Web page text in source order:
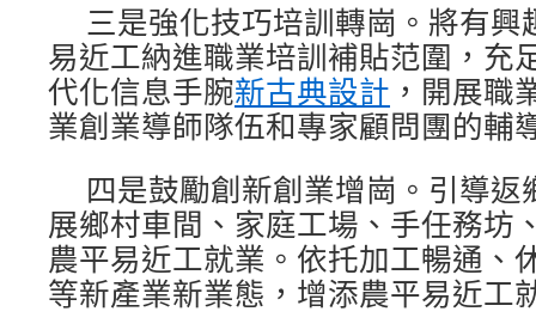
三是強化技巧培訓轉崗。將有
易近工納進職業培訓補貼范圍，充
代化信息手腕新古典設計 ，開展職
業創業導師隊伍和專家顧問團的輔
四是鼓勵創新創業增崗。引導
展鄉村車間、家庭工場、手任務坊
農平易近工就業。依托加工暢通、
等新產業新業態，增添農平易近工